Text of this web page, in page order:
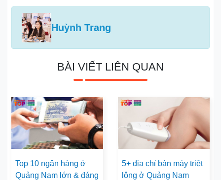
Huỳnh Trang
BÀI VIẾT LIÊN QUAN
Top 10 ngân hàng ở
Quảng Nam lớn & đáng
5+ địa chỉ bán máy triệt
lông ở Quảng Nam